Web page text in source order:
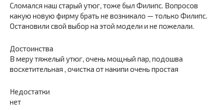
Сломался наш старый утюг, тоже был Филипс. Вопросов
какую новую фирму брать не возникало — только Филипс.
Остановили свой выбор на этой модели и не пожелали.
Достоинства
В меру тяжелый утюг, очень мощный пар, подошва
восхетительная , очистка от накипи очень простая
Недостатки
нет